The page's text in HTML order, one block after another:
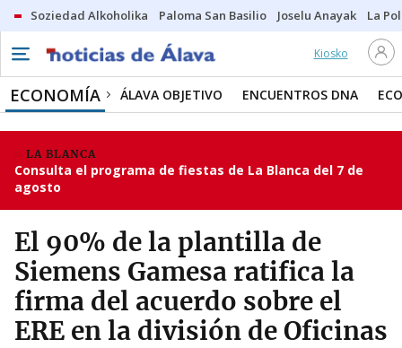
Soziedad Alkoholika Paloma San Basilio Joselu Anayak La
Kiosko
ECONOMÍA ÁLAVA OBJETIVO ENCUENTROS DNA
LA BLANCA
Consulta el programa de fiestas de La Blanca del 7 de
agosto
El 90% de la plantilla de
Siemens Gamesa ratifica la
firma del acuerdo sobre el
ERE en la división de Oficinas